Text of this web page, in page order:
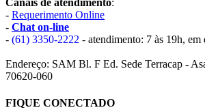
Canais de atendimento:
- Requerimento Online
- Chat on-line
- (61) 3350-2222 - atendimento: 7 às 19h, em
Endereço: SAM Bl. F Ed. Sede Terracap -
70620-060
FIQUE CONECTADO